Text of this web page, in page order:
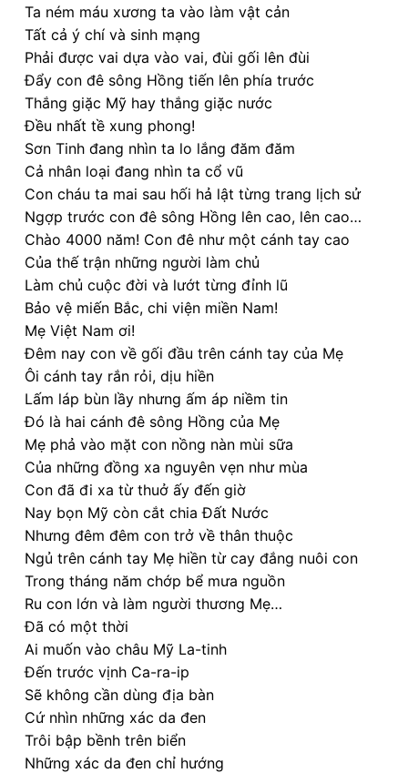
Ta ném máu xương ta vào làm vật cản
Tất cả ý chí và sinh mạng
Phải được vai dựa vào vai, đùi gối lên đùi
Đẩy con đê sông Hồng tiến lên phía trước
Thắng giặc Mỹ hay thắng giặc nước
Đều nhất tề xung phong!
Sơn Tinh đang nhìn ta lo lắng đăm đăm
Cả nhân loại đang nhìn ta cổ vũ
Con cháu ta mai sau hối hả lật từng trang lịch sử
Ngợp trước con đê sông Hồng lên cao, lên cao…
Chào 4000 năm! Con đê như một cánh tay cao
Của thế trận những người làm chủ
Làm chủ cuộc đời và lướt từng đỉnh lũ
Bảo vệ miến Bắc, chi viện miền Nam!
Mẹ Việt Nam ơi!
Đêm nay con về gối đầu trên cánh tay của Mẹ
Ôi cánh tay rắn rỏi, dịu hiền
Lấm láp bùn lầy nhưng ấm áp niềm tin
Đó là hai cánh đê sông Hồng của Mẹ
Mẹ phả vào mặt con nồng nàn mùi sữa
Của những đồng xa nguyên vẹn như mùa
Con đã đi xa từ thuở ấy đến giờ
Nay bọn Mỹ còn cắt chia Đất Nước
Nhưng đêm đêm con trở về thân thuộc
Ngủ trên cánh tay Mẹ hiền từ cay đắng nuôi con
Trong tháng năm chớp bể mưa nguồn
Ru con lớn và làm người thương Mẹ…
Đã có một thời
Ai muốn vào châu Mỹ La-tinh
Đến trước vịnh Ca-ra-ip
Sẽ không cần dùng địa bàn
Cứ nhìn những xác da đen
Trôi bập bềnh trên biển
Những xác da đen chỉ hướng